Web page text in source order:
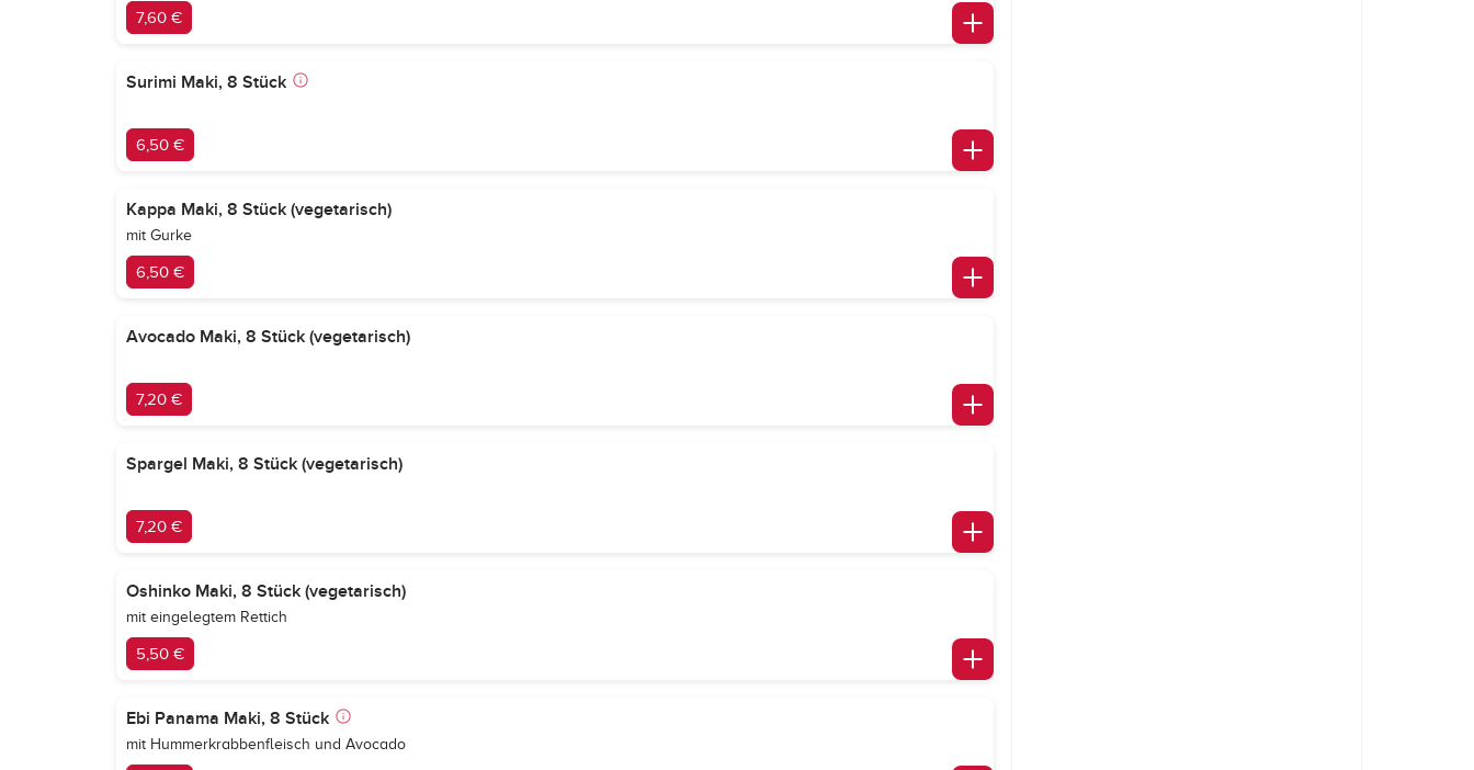
7,60 €
Surimi Maki, 8 Stück
6,50 €
Kappa Maki, 8 Stück (vegetarisch)
mit Gurke
6,50 €
Avocado Maki, 8 Stück (vegetarisch)
7,20 €
Spargel Maki, 8 Stück (vegetarisch)
7,20 €
Oshinko Maki, 8 Stück (vegetarisch)
mit eingelegtem Rettich
5,50 €
Ebi Panama Maki, 8 Stück
mit Hummerkrabbenfleisch und Avocado